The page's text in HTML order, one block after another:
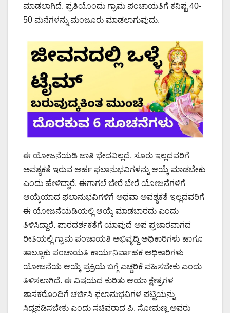
ಮಾಡಲಾಗಿದೆ. ಪ್ರತಿಯೊಂದು ಗ್ರಾಮ ಪಂಚಾಯತಿಗೆ ಕನಿಷ್ಟ 40-
50 ಮನೆಗಳನ್ನು ಮಂಜೂರು ಮಾಡಲಾಗುವುದು.
ಈ ಯೋಜನೆಯಡಿ ಜಾತಿ ಭೇದವಿಲ್ಲದೆ, ಸೂರು ಇಲ್ಲದವರಿಗೆ
ಅವಶ್ಯಕತೆ ಇರುವ ಅರ್ಹ ಫಲಾನುಭವಿಗಳನ್ನು ಆಯ್ಕೆ ಮಾಡಬೇಕು
ಎಂದು ಹೇಳಿದ್ದಾರೆ. ಈಗಾಗಲೆ ಬೇರೆ ಬೇರೆ ಯೋಜನೆಗಳಿಗೆ
ಆಯ್ಕೆಯಾದ ಫಲಾನುಭವಿಗಳಿಗೆ ಅಥವಾ ಅವಶ್ಯಕತೆ ಇಲ್ಲದವರಿಗೆ
ಈ ಯೋಜನೆಯಡಿಯಲ್ಲಿ ಆಯ್ಕೆ ಮಾಡಬಾರದು ಎಂದು
ತಿಳಿಸಿದ್ದಾರೆ. ಪಾರದರ್ಶಕತೆಗೆ ಯಾವುದೆ ಅಪ ಪ್ರಚಾರವಾಗದ
ರೀತಿಯಲ್ಲಿ ಗ್ರಾಮ ಪಂಚಾಯತಿ ಅಭಿವೃದ್ದಿ ಅಧಿಕಾರಿಗಳು ಹಾಗೂ
ತಾಲ್ಲೂಕು ಪಂಚಾಯತಿ ಕಾರ್ಯನಿರ್ವಾಹಕ ಅಧಿಕಾರಿಗಳು
ಯೋಜನೆಯ ಆಯ್ಕೆ ಪ್ರಕ್ರಿಯೆ ಬಗ್ಗೆ ಎಚ್ಚರಿಕೆ ವಹಿಸಬೇಕು ಎಂದು
ತಿಳಿಸಲಾಗಿದೆ. ಈ ವಿಷಯದ ಕುರಿತು ಆಯಾ ಕ್ಷೇತ್ರಗಳ
ಶಾಸಕರೊಂದಿಗೆ ಚರ್ಚಿಸಿ ಫಲಾನುಭವಿಗಳ ಪಟ್ಟಿಯನ್ನು
ಸಿದ್ಧಪಡಿಸಬೇಕು ಎಂದು ಸಚಿವರಾದ ಪಿ. ಸೋಮಣ್ಣ ಅವರು